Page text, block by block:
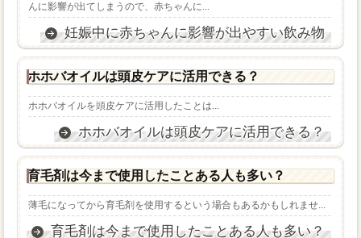
んに影響が出てしまうので、赤ちゃんに...
妊娠中に赤ちゃんに影響が出やすい飲み物
ホホバオイルは頭皮ケアに活用できる？
ホホバオイルを頭皮ケアに活用したことは...
ホホバオイルは頭皮ケアに活用できる？
育毛剤は今まで使用したことある人も多い？
薄毛になってから育毛剤を使用するという場合もあるかもしれませ...
育毛剤は今まで使用したことある人も多い？